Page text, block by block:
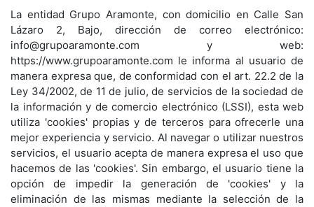
La entidad Grupo Aramonte, con domicilio en Calle San
Lázaro 2, Bajo, dirección de correo electrónico:
info@grupoaramonte.com y web:
https://www.grupoaramonte.com le informa al usuario de
manera expresa que, de conformidad con el art. 22.2 de la
Ley 34/2002, de 11 de julio, de servicios de la sociedad de
la información y de comercio electrónico (LSSI), esta web
utiliza 'cookies' propias y de terceros para ofrecerle una
mejor experiencia y servicio. Al navegar o utilizar nuestros
servicios, el usuario acepta de manera expresa el uso que
hacemos de las 'cookies'. Sin embargo, el usuario tiene la
opción de impedir la generación de 'cookies' y la
eliminación de las mismas mediante la selección de la